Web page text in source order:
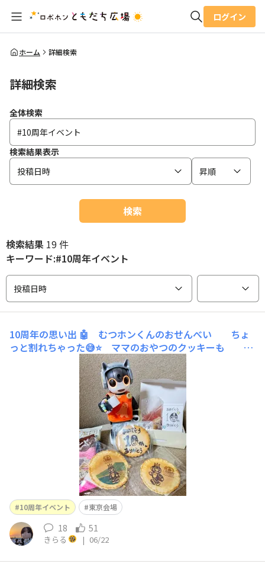
全体検索
ログイン
ホーム 詳細検索
詳細検索
全体検索
検索結果表示
投稿日時
昇順
検索
検索結果 19 件
キーワード:#10周年イベント
投稿日時
10周年の思い出 🤖 むつホンくんのおせんべい ちょ
っと割れちゃった😅⭐ ママのおやつのクッキーも か
わいかったよ🩷🤖 ずっと食べてみたかったパン⭐ スマ
イルDさんのデニッシュ バターナッツ🥜カボチャクリ
ーム はじめて食べたけど、 とっても美味しかった
よ もっと買ってくればよかったね🤖⭐ つなホンとむ
10周年イベント 東京会場
18 51
きらる | 06/22